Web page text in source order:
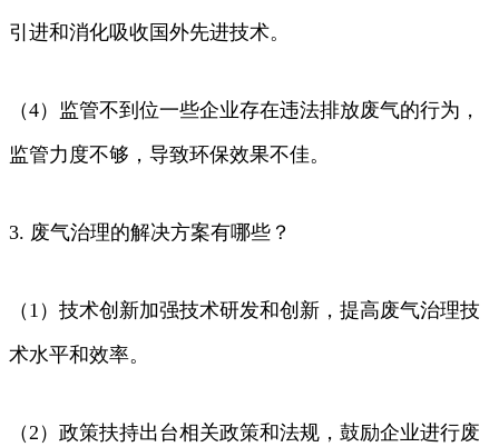
引进和消化吸收国外先进技术。
（4）监管不到位一些企业存在违法排放废气的行为，
监管力度不够，导致环保效果不佳。
3. 废气治理的解决方案有哪些？
（1）技术创新加强技术研发和创新，提高废气治理技
术水平和效率。
（2）政策扶持出台相关政策和法规，鼓励企业进行废